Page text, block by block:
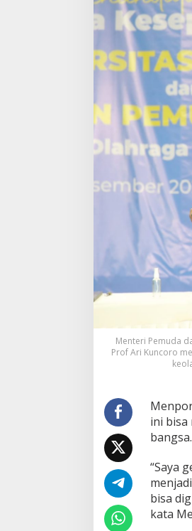
Menteri Pemuda
Prof Ari Kuncoro
ini bisa
bangsa.
“Saya
bisa
kata